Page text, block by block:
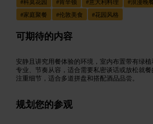
#家庭聚餐 #伦敦美食 #花园风格
可期待的内容
安静且讲究用餐体验的环境，室内布置带有绿
专业、节奏从容，适合需要私密谈话或放松就
注重细节，适合多道拼盘和搭配酒品品尝。
规划您的参观